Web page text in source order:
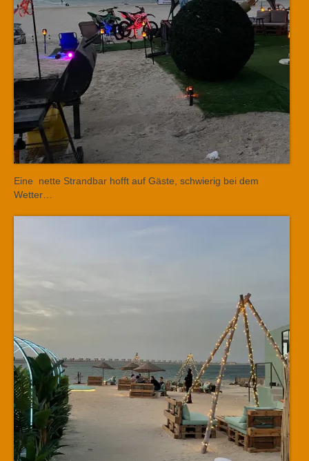
Eine nette Strandbar hofft auf Gäste, schwierig bei dem
Wetter…